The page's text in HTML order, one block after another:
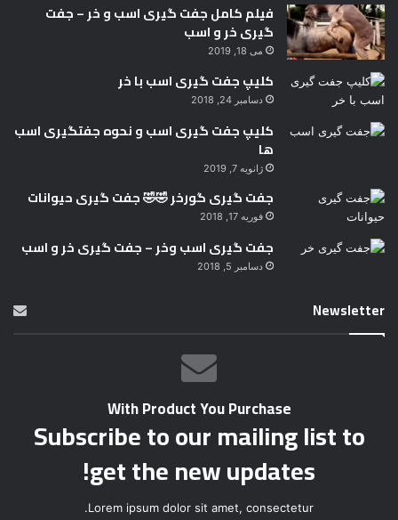
فیلم کامل جفت گیری اسب و خر – جفت
گیری خر و اسب
می 18, 2019
کلیپ جفت گیری اسب با خر
دسامبر 24, 2018
کلیپ جفت گیری اسب و نحوه جفتگیری اسب
ها
ژانویه 7, 2019
جفت گیری گورخر 🤣🤣 جفت گیری حیوانات
فوریه 17, 2018
جفت گیری اسب وخر – جفت گیری خر و اسب
دسامبر 5, 2018
Newsletter
With Product You Purchase
Subscribe to our mailing list to
get the new updates!
Lorem ipsum dolor sit amet, consectetur.